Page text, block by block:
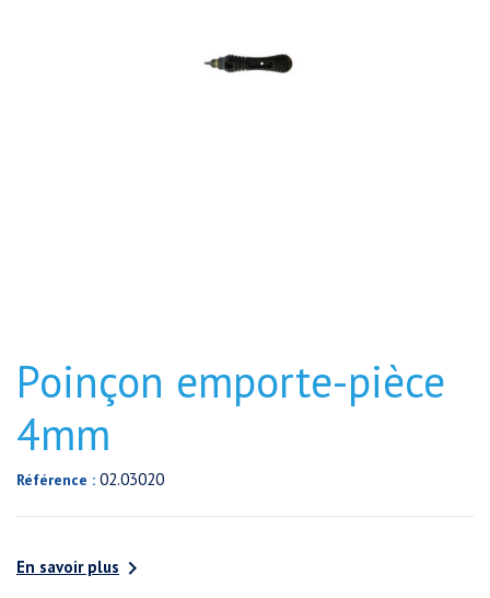
Poinçon emporte-pièce
4mm
Référence : 02.03020
En savoir plus 